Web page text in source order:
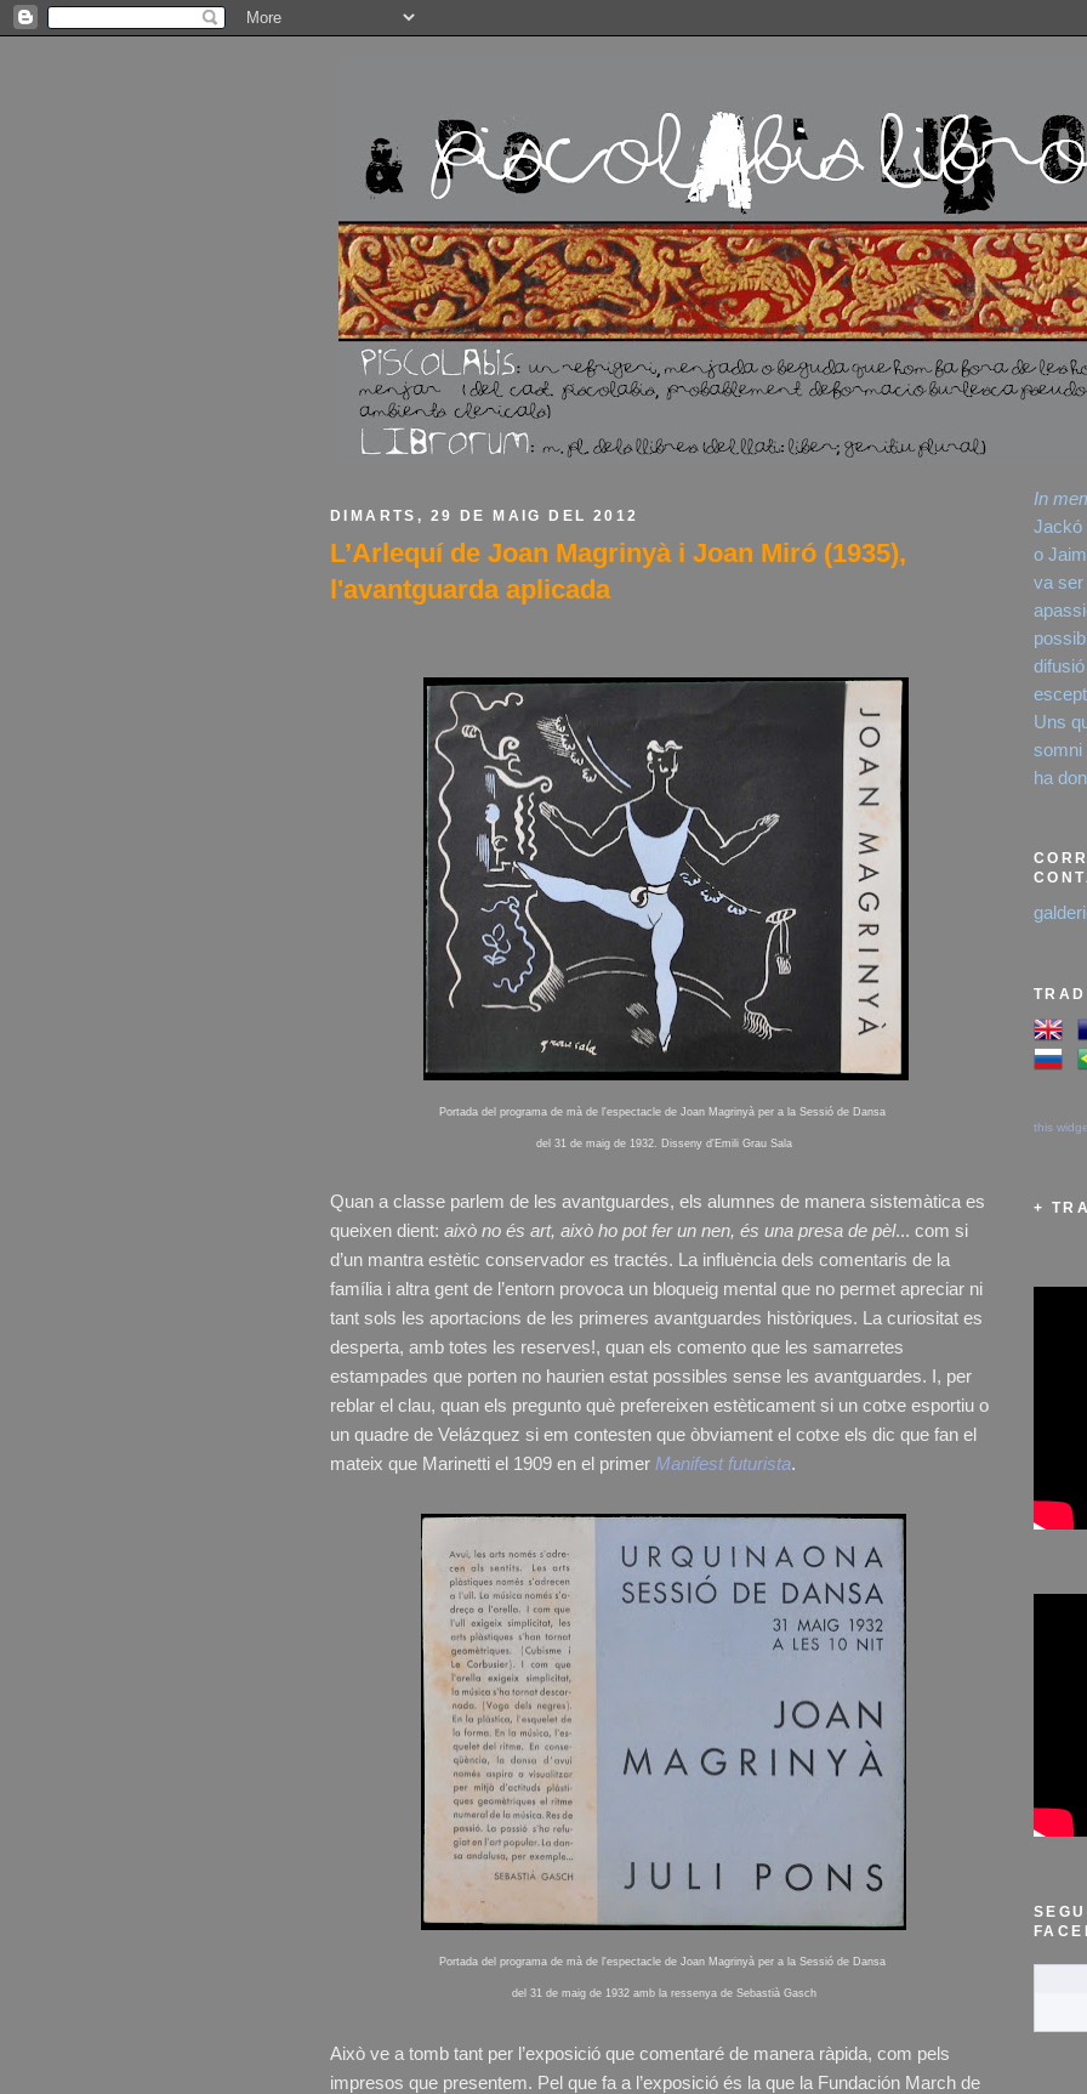
DIMARTS, 29 DE MAIG DEL 2012
L’Arlequí de Joan Magrinyà i Joan Miró (1935),
l'avantguarda aplicada
Portada del programa de mà de l'espectacle de Joan Magrinyà per a la Sessió de Dansa
del 31 de maig de 1932. Disseny d'Emili Grau Sala
Quan a classe parlem de les avantguardes, els alumnes de manera sistemàtica es
queixen dient: això no és art, això ho pot fer un nen, és una presa de pèl... com si
d’un mantra estètic conservador es tractés. La influència dels comentaris de la
família i altra gent de l’entorn provoca un bloqueig mental que no permet apreciar ni
tant sols les aportacions de les primeres avantguardes històriques. La curiositat es
desperta, amb totes les reserves!, quan els comento que les samarretes
estampades que porten no haurien estat possibles sense les avantguardes. I, per
reblar el clau, quan els pregunto què prefereixen estèticament si un cotxe esportiu o
un quadre de Velázquez si em contesten que òbviament el cotxe els dic que fan el
mateix que Marinetti el 1909 en el primer Manifest futurista.
Portada del programa de mà de l'espectacle de Joan Magrinyà per a la Sessió de Dansa
del 31 de maig de 1932 amb la ressenya de Sebastià Gasch
Això ve a tomb tant per l’exposició que comentaré de manera ràpida, com pels
impresos que presentem. Pel que fa a l’exposició és la que la Fundación March de
In
Jackó
o
va ser
Uns
somni
ha
this
+